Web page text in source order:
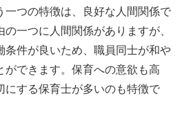
つの特徴は、良好な人間関係で
一つに人間関係がありますが、
条件が良いため、職員同士が和や
ができます。保育への意欲も高
にする保育士が多いのも特徴で